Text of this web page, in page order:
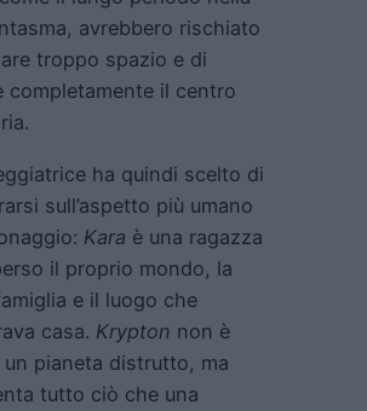
avrebbero rischiato
troppo spazio e di
completamente il centro
ha quindi scelto di
sull’aspetto più umano
Kara è una ragazza
il proprio mondo, la
e il luogo che
casa. Krypton non è
pianeta distrutto, ma
tutto ciò che una